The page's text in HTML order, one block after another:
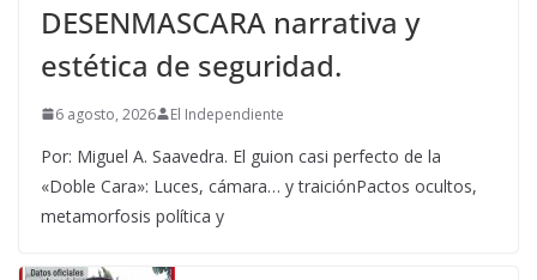
DESENMASCARA narrativa y
estética de seguridad.
6 agosto, 2026 El Independiente
Por: Miguel A. Saavedra. El guion casi perfecto de la
«Doble Cara»: Luces, cámara… y traiciónPactos ocultos,
metamorfosis política y